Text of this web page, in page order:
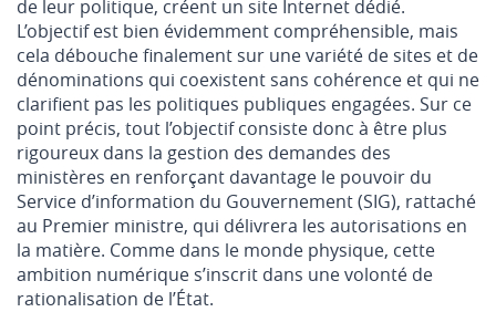
de leur politique, créent un site Internet dédié.
L’objectif est bien évidemment compréhensible, mais
cela débouche finalement sur une variété de sites et de
dénominations qui coexistent sans cohérence et qui ne
clarifient pas les politiques publiques engagées. Sur ce
point précis, tout l’objectif consiste donc à être plus
rigoureux dans la gestion des demandes des
ministères en renforçant davantage le pouvoir du
Service d’information du Gouvernement (SIG), rattaché
au Premier ministre, qui délivrera les autorisations en
la matière. Comme dans le monde physique, cette
ambition numérique s’inscrit dans une volonté de
rationalisation de l’État.